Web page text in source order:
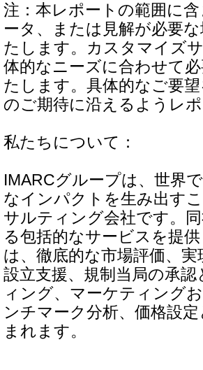
注：本レポートの範囲に
ータ、または見解が必要
たします。カスタマイズ
体的なニーズに合わせて
たします。具体的なご要
のご期待に沿えるようレ
私たちについて：
IMARCグループは、世界
なインパクトを生み出す
サルティング会社です。
る包括的なサービスを提
は、徹底的な市場評価、
設立支援、規制当局の承
ィング、マーケティング
ンチマーク分析、価格設
まれます。